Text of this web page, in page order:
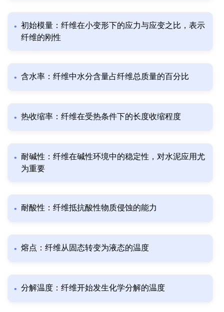
初始模量：纤维在小变形下的应力与应变之比，表示
纤维的刚性
含水率：纤维中水分含量占纤维总质量的百分比
热收缩率：纤维在受热条件下的长度收缩程度
耐碱性：纤维在碱性环境中的稳定性，对水泥应用尤
为重要
耐酸性：纤维抵抗酸性物质侵蚀的能力
熔点：纤维从固态转变为液态的温度
分解温度：纤维开始发生化学分解的温度